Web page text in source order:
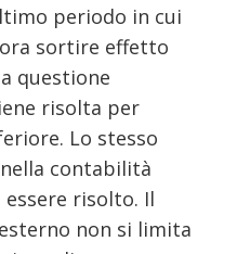
periodo in cui
sortire effetto
questione
risolta per
Lo stesso
contabilità
risolto. Il
non si limita